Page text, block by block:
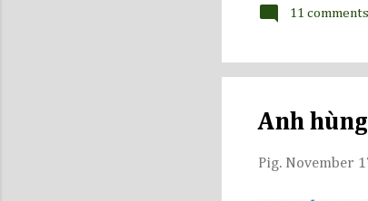
11 comments
Anh
Pig. November